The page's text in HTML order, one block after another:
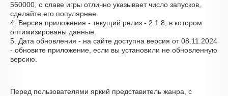
560000, о cлаве игры отлично указывает число запусков,
сделайте его популярнее.
4. Версия приложения - текущий релиз - 2.1.8, в котором
оптимизированы данные.
5. Дата обновления - на сайте доступна версия от 08.11.2024
- обновите приложение, если вы установили не обновленную
версию.
Перед пользователями яркий представитель жанра, с